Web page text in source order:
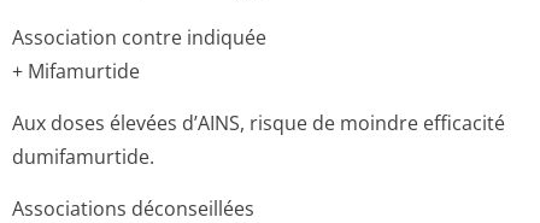
Association contre indiquée
+ Mifamurtide
Aux doses élevées d’AINS, risque de moindre efficacité
dumifamurtide.
Associations déconseillées